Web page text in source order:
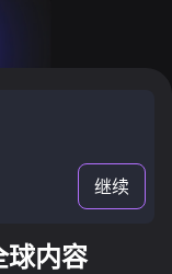
继续
内容